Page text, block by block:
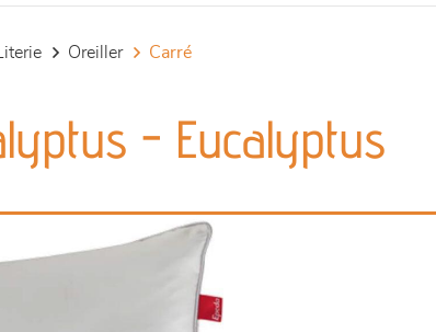
literie oreiller carré
- Eucalyptus